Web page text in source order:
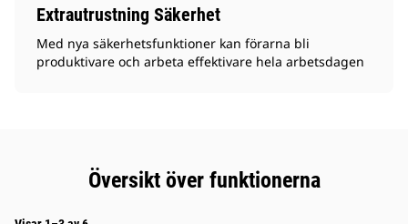
Extrautrustning Säkerhet
Med nya säkerhetsfunktioner kan förarna bli
produktivare och arbeta effektivare hela arbetsdagen
Översikt över funktionerna